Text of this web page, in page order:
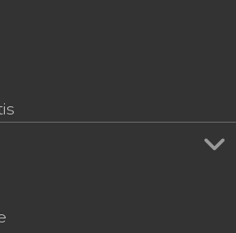
Tango + Jantar
pelas Cataratas do Iguaçu
Cars